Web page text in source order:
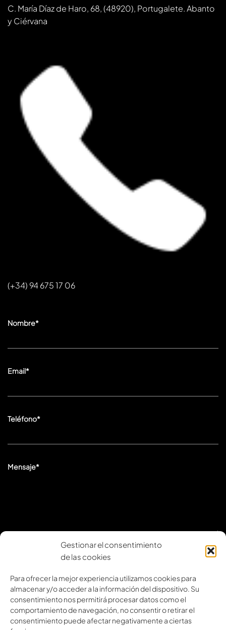
Gestionar el consentimiento
de las cookies
Para ofrecer la mejor experiencia utilizamos cookies para
almacenar y/o acceder a la información del dispositivo. Su
consentimiento nos permitirá procesar datos como el
comportamiento de navegación, no consentir o retirar el
consentimiento puede afectar negativamente a ciertas
C. María Díaz de Haro, 68, (48920), Portugalete. Abanto
y Ciérvana
(+34) 94 675 17 06
Nombre*
Email*
Teléfono*
Mensaje*
He leído y acepto lapolítica de privacidad